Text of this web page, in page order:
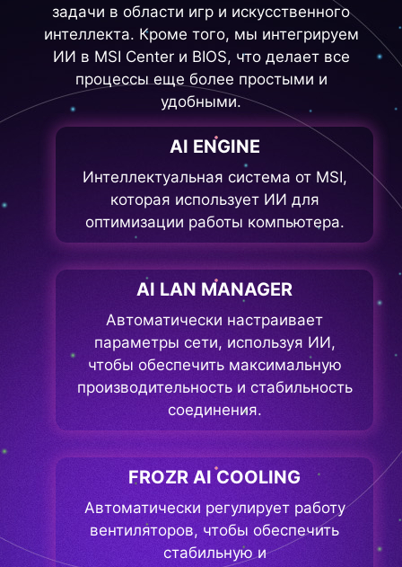
задачи в области игр и искусственного
интеллекта. Кроме того, мы интегрируем
ИИ в MSI Center и BIOS, что делает все
процессы еще более простыми и
удобными.
AI ENGINE
Интеллектуальная система от MSI,
которая использует ИИ для
оптимизации работы компьютера.
AI LAN MANAGER
Автоматически настраивает
параметры сети, используя ИИ,
чтобы обеспечить максимальную
производительность и стабильность
соединения.
FROZR AI COOLING
Автоматически регулирует работу
вентиляторов, чтобы обеспечить
стабильную и